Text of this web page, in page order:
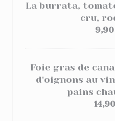
La burrata,
cru,
9,90
Foie gras de
d'oignons au
pains